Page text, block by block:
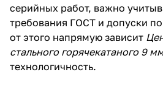
серийных работ, важно
требования ГОСТ и допуски
от этого напрямую зависит
стального горячекатаного 9
технологичность.